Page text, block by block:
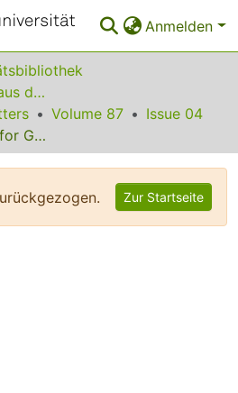
Anmelden
Sonstige Volltexte aus dem Bibliotheksangebot
Volume 87
Issue 04
Cluster Algorithms for General-S Quantum Spin Systems
Zur Startseite